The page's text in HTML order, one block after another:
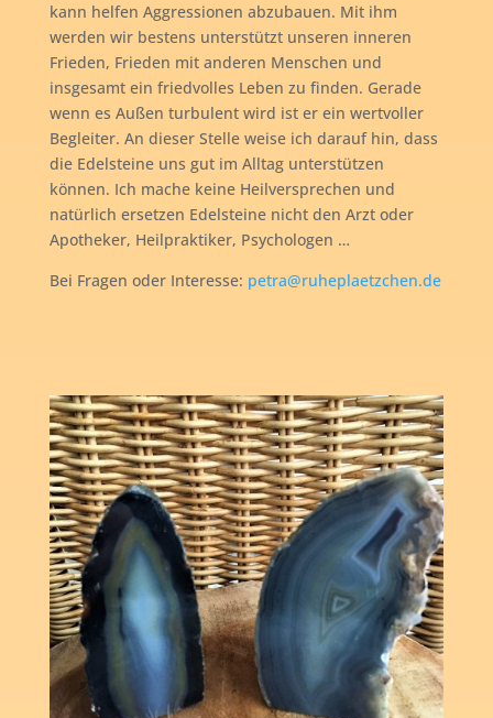
kann helfen Aggressionen abzubauen. Mit ihm
werden wir bestens unterstützt unseren inneren
Frieden, Frieden mit anderen Menschen und
insgesamt ein friedvolles Leben zu finden. Gerade
wenn es Außen turbulent wird ist er ein wertvoller
Begleiter. An dieser Stelle weise ich darauf hin, dass
die Edelsteine uns gut im Alltag unterstützen
können. Ich mache keine Heilversprechen und
natürlich ersetzen Edelsteine nicht den Arzt oder
Apotheker, Heilpraktiker, Psychologen …
Bei Fragen oder Interesse: petra@ruheplaetzchen.de